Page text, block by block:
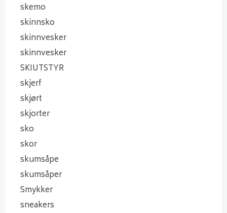
skemo
skinnsko
skinnvesker
skinnvesker
SKIUTSTYR
skjerf
skjørt
skjorter
sko
skor
skumsåpe
skumsåper
Smykker
sneakers